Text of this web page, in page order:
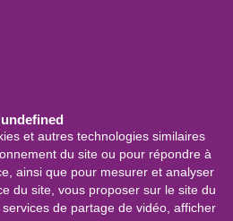
undefined
et autres technologies similaires
du site ou pour répondre à
ainsi que pour mesurer et analyser
du site, vous proposer sur le site du
de partage de vidéo, afficher